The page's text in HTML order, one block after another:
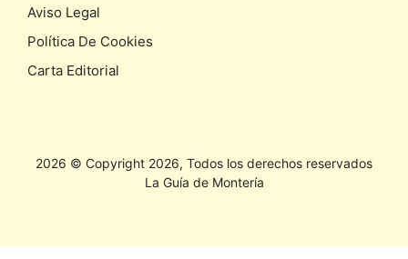
Aviso Legal
Política De Cookies
Carta Editorial
2026 © Copyright 2026, Todos los derechos reservados
La Guía de Montería